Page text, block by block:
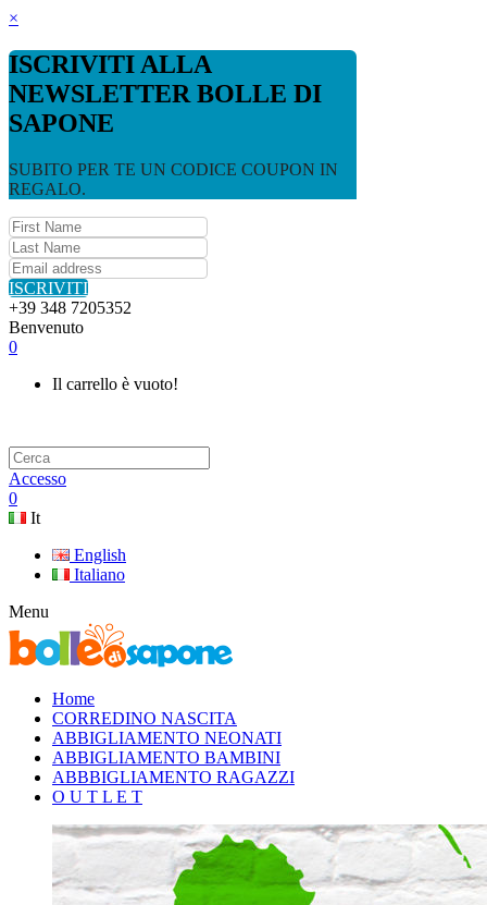
×
ISCRIVITI ALLA
NEWSLETTER BOLLE DI
SAPONE
SUBITO PER TE UN CODICE COUPON IN
REGALO.
ISCRIVITI
+39 348 7205352
Benvenuto
0
Il carrello è vuoto!
Accesso
0
It
English
Italiano
Menu
Home
CORREDINO NASCITA
ABBIGLIAMENTO NEONATI
ABBIGLIAMENTO BAMBINI
ABBBIGLIAMENTO RAGAZZI
O U T L E T